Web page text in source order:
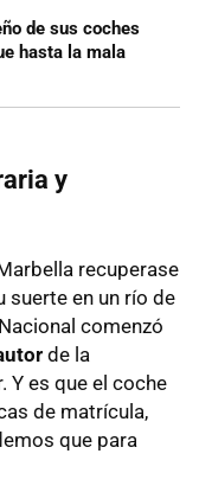
de sus coches
hasta la mala
y
recuperase
suerte en un río de
comenzó
de la
Y es que el coche
de matrícula,
que para